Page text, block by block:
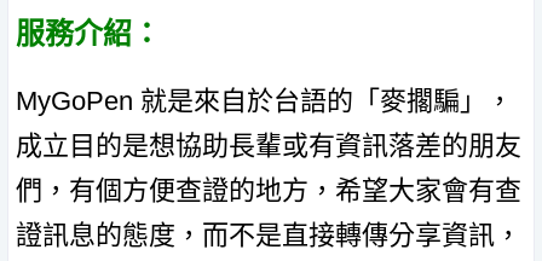
服務介紹：
MyGoPen 就是來自於台語的「麥擱騙」，
成立目的是想協助長輩或有資訊落差的朋友
們，有個方便查證的地方，希望大家會有查
證訊息的態度，而不是直接轉傳分享資訊，